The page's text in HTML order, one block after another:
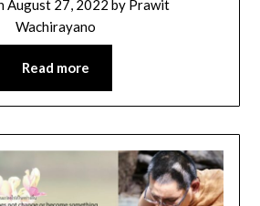
August 27, 2022 by Prawit
Wachirayano
Read more